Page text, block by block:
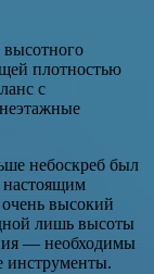
высотного
плотностью
с
небоскреб был
настоящим
высокий
лишь высоты
— необходимы
инструменты.